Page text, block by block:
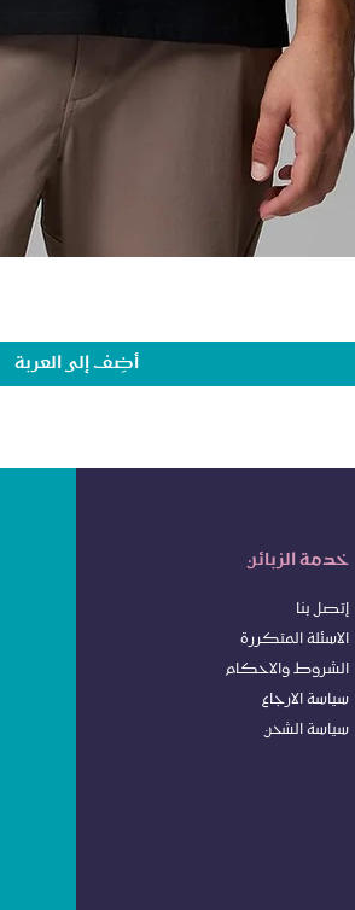
أضِف إلى العربة
خدمة الزبائن
إتصل بنا
الاسئلة المتكررة
الشروطوالاحكام
سياسة الارجاع
سياسة الشحن